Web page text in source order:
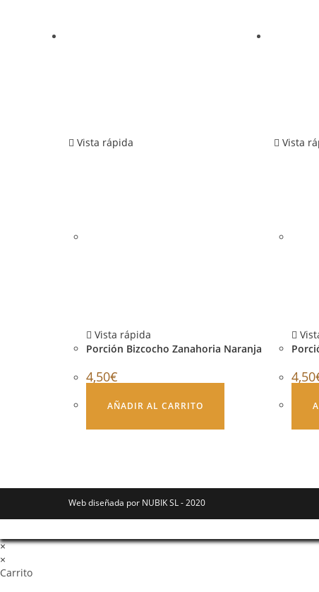
Vista rápida
Vista rápida
Porción Bizcocho Zanahoria Naranja
4,50€
AÑADIR AL CARRITO
Vista
4,50
Web diseñada por NUBIK SL - 2020
×
×
Carrito